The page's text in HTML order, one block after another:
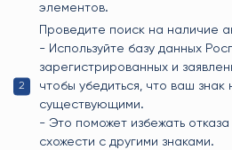
элементов.
Проведите поиск на наличие
- Используйте базу данных
зарегистрированных и
чтобы убедиться, что ваш знак
существующими.
- Это поможет избежать
схожести с другими знаками.